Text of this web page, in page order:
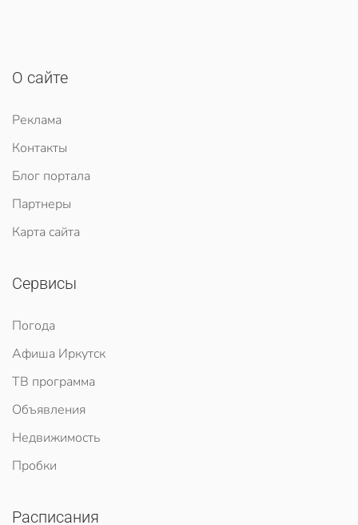
О сайте
Реклама
Контакты
Блог портала
Партнеры
Карта сайта
Сервисы
Погода
Афиша Иркутск
ТВ программа
Объявления
Недвижимость
Пробки
Расписания